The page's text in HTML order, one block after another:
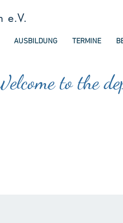
e.V.
AUSBILDUNG TERMINE
to the